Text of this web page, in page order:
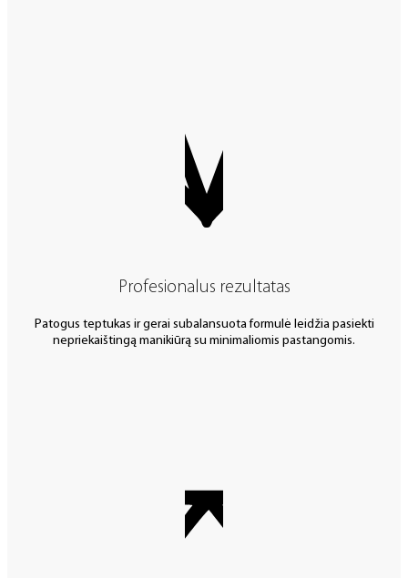
Profesionalus rezultatas
Patogus teptukas ir gerai subalansuota formulė leidžia pasiekti
nepriekaištingą manikiūrą su minimaliomis pastangomis.